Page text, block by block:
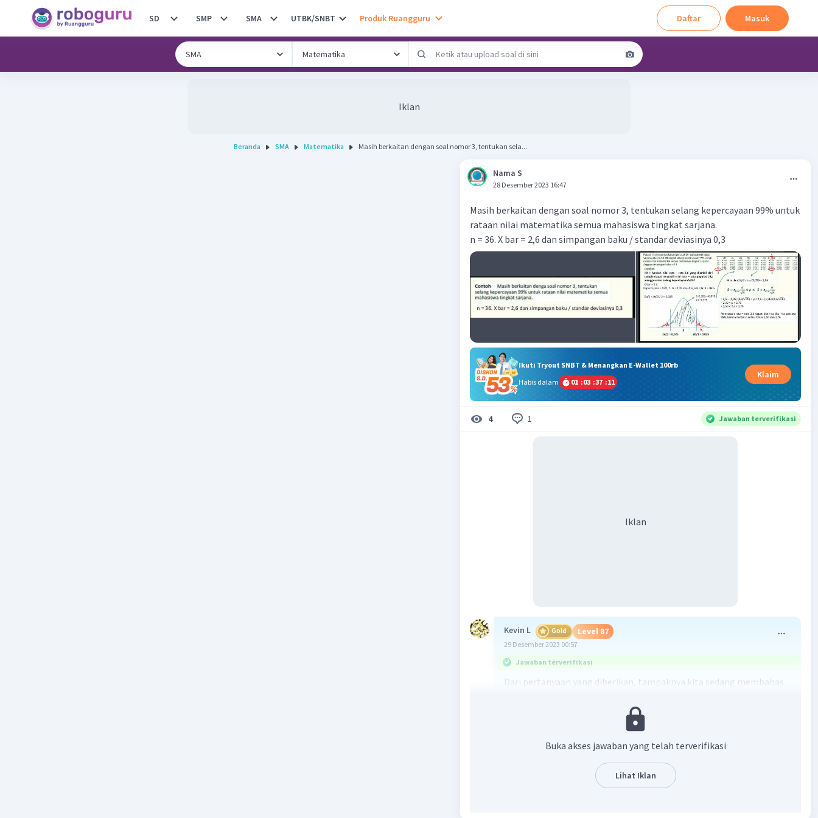
SD SMP SMA UTBK/SNBT Produk Ruangguru Daftar Masuk
Iklan
Beranda SMA Matematika Masih berkaitan dengan soal nomor 3, tentukan sela...
Nama S
28 Desember 2023 16:47
Masih berkaitan dengan soal nomor 3, tentukan selang kepercayaan 99% untuk
rataan nilai matematika semua mahasiswa tingkat sarjana.
n = 36. X bar = 2,6 dan simpangan baku / standar deviasinya 0,3
Ikuti Tryout SNBT & Menangkan E-Wallet 100rb
Habis dalam
01 :03 :37 :11
Klaim
4 1 Jawaban terverifikasi
Iklan
Kevin L Gold Level 87
29 Desember 2023 00:57
Jawaban terverifikasi
Dari pertanyaan yang diberikan, tampaknya kita sedang membahas
Interval kepercayaan adalah rentang nilai yang digunakan untuk
memperkirakan parameter populasi berdasarkan data sampel.
Dalam hal ini, kita diminta untuk menentukan interval kepercayaan
99% untuk rata-rata nilai matematika semua mahasiswa tingkat
Buka akses jawaban yang telah terverifikasi
Lihat Iklan